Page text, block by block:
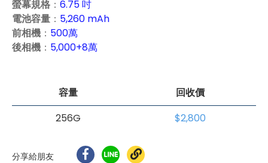
螢幕規格 ： 6.75 吋
電池容量 ： 5,260 mAh
前相機 ： 500萬
後相機 ： 5,000+8萬
容量
回收價
256G
$2,800
分享給朋友